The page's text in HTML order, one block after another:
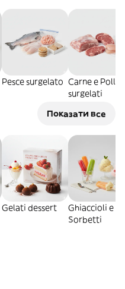
Pesce surgelato Carne e Pollo
surgelati
Показати все
Gelati dessert
Ghiaccioli e
Sorbetti